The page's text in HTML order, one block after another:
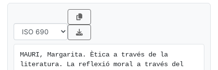
MAURI, Margarita. Ètica a través de la
literatura. La reflexió moral a través del